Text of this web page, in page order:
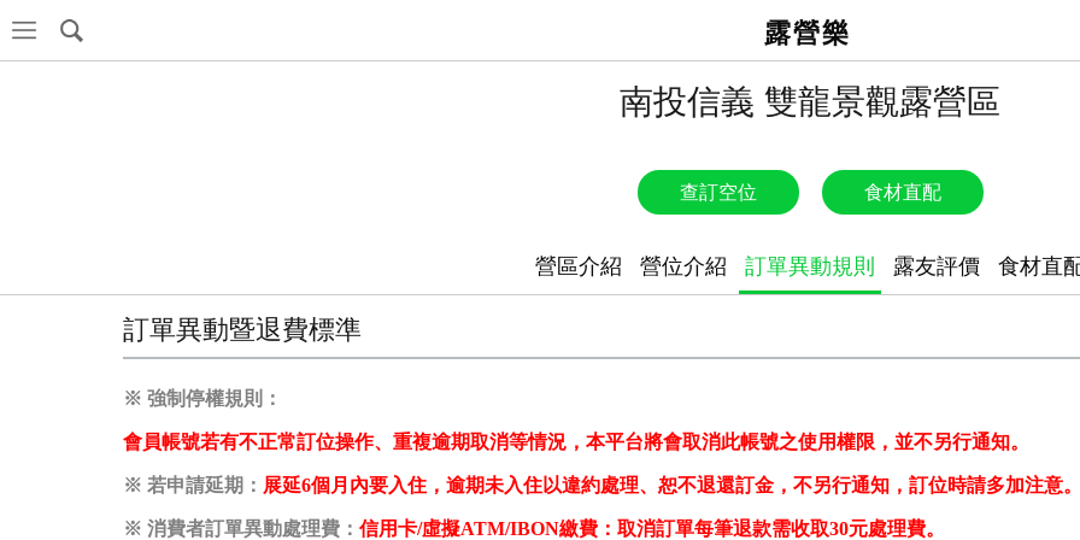
露營樂
南投信義 雙龍景觀露營區
查訂空位 食材直配
營區介紹 營位介紹 訂單異動規則 露友評價 食材直
訂單異動暨退費標準
※ 強制停權規則：
會員帳號若有不正常訂位操作、重複逾期取消等情況，本平台將會取消此帳號之使用權限，並不另行通知。
※ 若申請延期： 展延6個月 內要入住，逾期未入住以違約處理、恕不退還訂金，不另行通知， 訂位時請多加注意
※ 消費者訂單異動處理費： 信用卡/虛擬ATM/IBON繳費： 取消訂單每筆退款需收取30元處理費。